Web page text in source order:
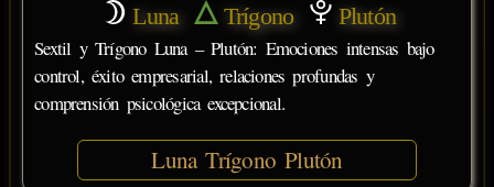
Luna Trígono Plutón
Sextil y Trígono Luna – Plutón: Emociones intensas bajo
control, éxito empresarial, relaciones profundas y
comprensión psicológica excepcional.
Luna Trígono Plutón